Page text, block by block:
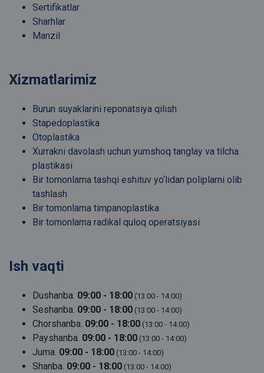
Sertifikatlar
Sharhlar
Manzil
Xizmatlarimiz
Burun suyaklarini reponatsiya qilish
Stapedoplastika
Otoplastika
Xurrakni davolash uchun yumshoq tanglay va tilcha
plastikasi
Bir tomonlama tashqi eshituv yo‘lidan poliplarni olib
tashlash
Bir tomonlama timpanoplastika
Bir tomonlama radikal quloq operatsiyasi
Ish vaqti
Dushanba. 09:00 - 18:00 (13:00 - 14:00)
Seshanba. 09:00 - 18:00 (13:00 - 14:00)
Chorshanba. 09:00 - 18:00 (13:00 - 14:00)
Payshanba. 09:00 - 18:00 (13:00 - 14:00)
Juma. 09:00 - 18:00 (13:00 - 14:00)
Shanba. 09:00 - 18:00 (13:00 - 14:00)